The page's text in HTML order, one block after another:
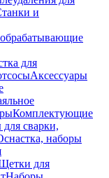
и
для
Аксессуары
Комплектующие
сварки,
наборы
для